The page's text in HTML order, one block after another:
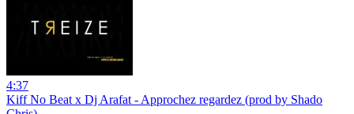
4:37
Kiff No Beat x Dj Arafat - Approchez regardez (prod by Shado